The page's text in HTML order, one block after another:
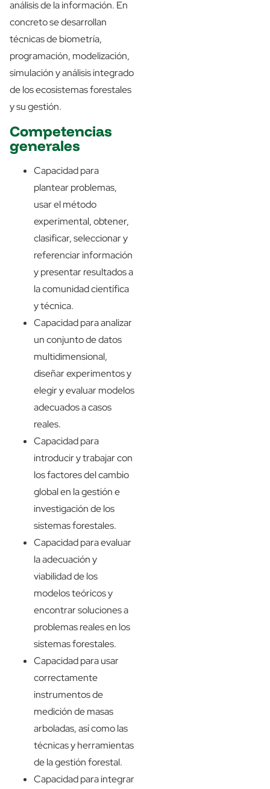
análisis de la información. En
concreto se desarrollan
técnicas de biometría,
programación, modelización,
simulación y análisis integrado
de los ecosistemas forestales
y su gestión.
Competencias
generales
Capacidad para
plantear problemas,
usar el método
experimental, obtener,
clasificar, seleccionar y
referenciar información
y presentar resultados a
la comunidad científica
y técnica.
Capacidad para analizar
un conjunto de datos
multidimensional,
diseñar experimentos y
elegir y evaluar modelos
adecuados a casos
reales.
Capacidad para
introducir y trabajar con
los factores del cambio
global en la gestión e
investigación de los
sistemas forestales.
Capacidad para evaluar
la adecuación y
viabilidad de los
modelos teóricos y
encontrar soluciones a
problemas reales en los
sistemas forestales.
Capacidad para usar
correctamente
instrumentos de
medición de masas
arboladas, así como las
técnicas y herramientas
de la gestión forestal.
Capacidad para integrar